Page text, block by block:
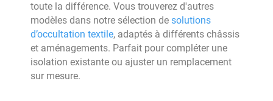
toute la différence. Vous trouverez d'autres
modèles dans notre sélection de solutions
d’occultation textile, adaptés à différents châssis
et aménagements. Parfait pour compléter une
isolation existante ou ajuster un remplacement
sur mesure.